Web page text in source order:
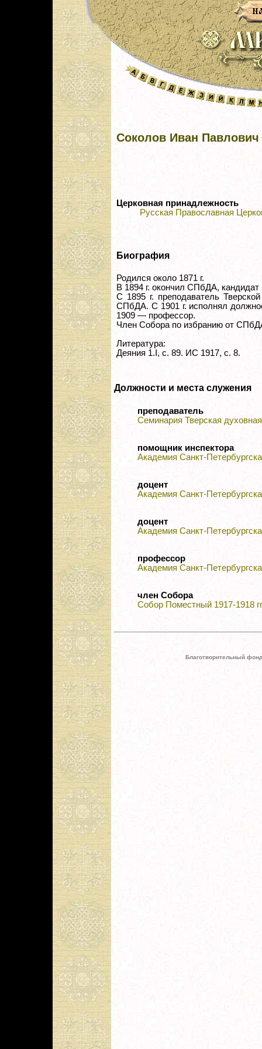
Соколов Иван Павлович
Церковная принадлежность
Русская Православная
Биография
Родился около 1871 г.
В 1894 г. окончил СПбДА, кандидат
С 1895 г. преподаватель
СПбДА. С 1901 г. исполнял
1909 — профессор.
Член Собора по избранию от
Литература:
Деяния 1.I, с. 89. ИС 1917, с. 8.
Должности и места служения
преподаватель
Семинария Тверская духовная
помощник инспектора
Академия Санкт-
доцент
Академия Санкт-
доцент
Академия Санкт-
профессор
Академия Санкт-
член Собора
Собор Поместный 1917-1918
Благотворительный